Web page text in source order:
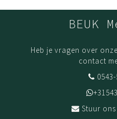
BEUK
Heb je vragen over
contact
Stuur